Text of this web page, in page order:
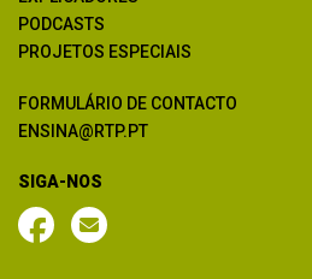
PODCASTS
PROJETOS ESPECIAIS
FORMULÁRIO DE CONTACTO
ENSINA@RTP.PT
SIGA-NOS